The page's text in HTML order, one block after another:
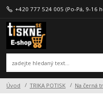
+420 777 524 005 (Po-Pá, 9-16
Úvod TRIKA POTISK Na černá